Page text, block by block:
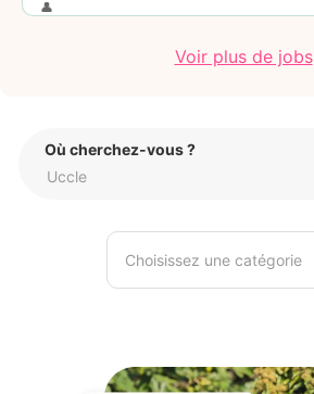
Voir plus de jobs
Où cherchez-vous ?
Choisissez une catégorie